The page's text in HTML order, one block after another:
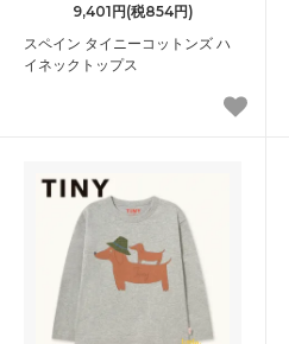
9,401円(税854円)
スペイン タイニーコットンズ ハ
イネックトップス